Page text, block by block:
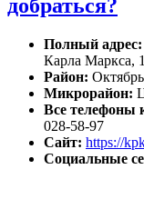
добраться?
Полный адрес:
Карла Маркса,
Район:
Микрорайон:
Все телефоны
028-58-97
Сайт: https://
Социальные